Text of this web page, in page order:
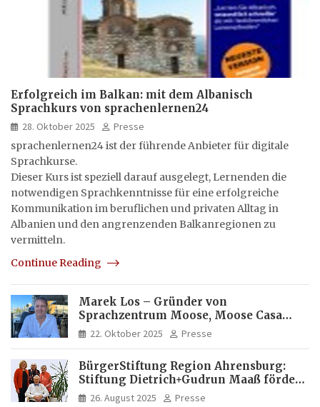
Erfolgreich im Balkan: mit dem Albanisch
Sprachkurs von sprachenlernen24
28. Oktober 2025
Presse
sprachenlernen24 ist der führende Anbieter für digitale
Sprachkurse.
Dieser Kurs ist speziell darauf ausgelegt, Lernenden die
notwendigen Sprachkenntnisse für eine erfolgreiche
Kommunikation im beruflichen und privaten Alltag in
Albanien und den angrenzenden Balkanregionen zu
vermitteln.
Continue Reading
Marek Los – Gründer von
Sprachzentrum Moose, Moose Casa
Italia und Apartamento Brasil |
Internationaler Experte für Bildung
22. Oktober 2025 Presse
BürgerStiftung Region Ahrensburg:
Stiftung Dietrich+Gudrun Maaß fördert
Deutschkenntnisse von Frauen
26. August 2025 Presse